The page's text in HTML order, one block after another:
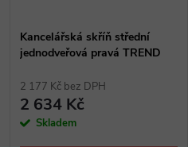
Kancelářská skříň střední
jednodveřová pravá TREND
2 177 Kč bez DPH
2 634 Kč
Skladem